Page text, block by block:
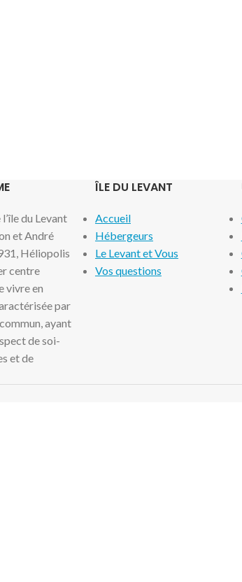
du Levant
et André
Héliopolis
centre
vivre en
par
ayant
de soi-
et de
ÎLE DU LEVANT
Accueil
Hébergeurs
Le Levant et Vous
Vos questions